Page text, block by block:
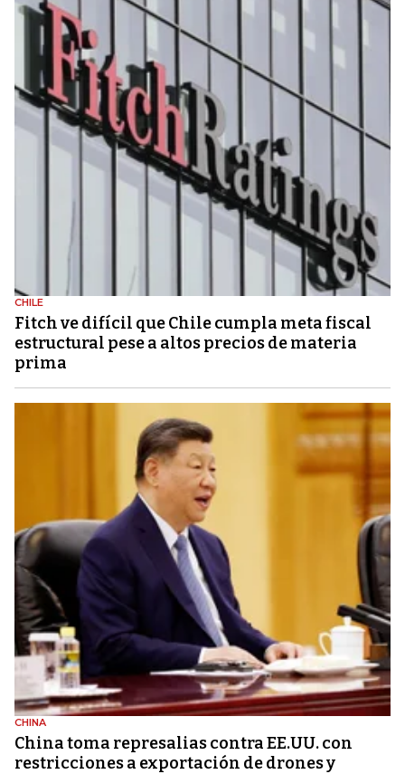
CHILE
Fitch ve difícil que Chile cumpla meta fiscal
estructural pese a altos precios de materia
prima
CHINA
China toma represalias contra EE.UU. con
restricciones a exportación de drones y